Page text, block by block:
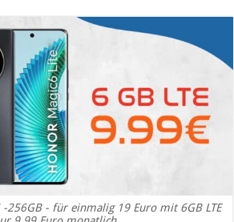
256GB - für einmalig 19 Euro mit 6GB LTE